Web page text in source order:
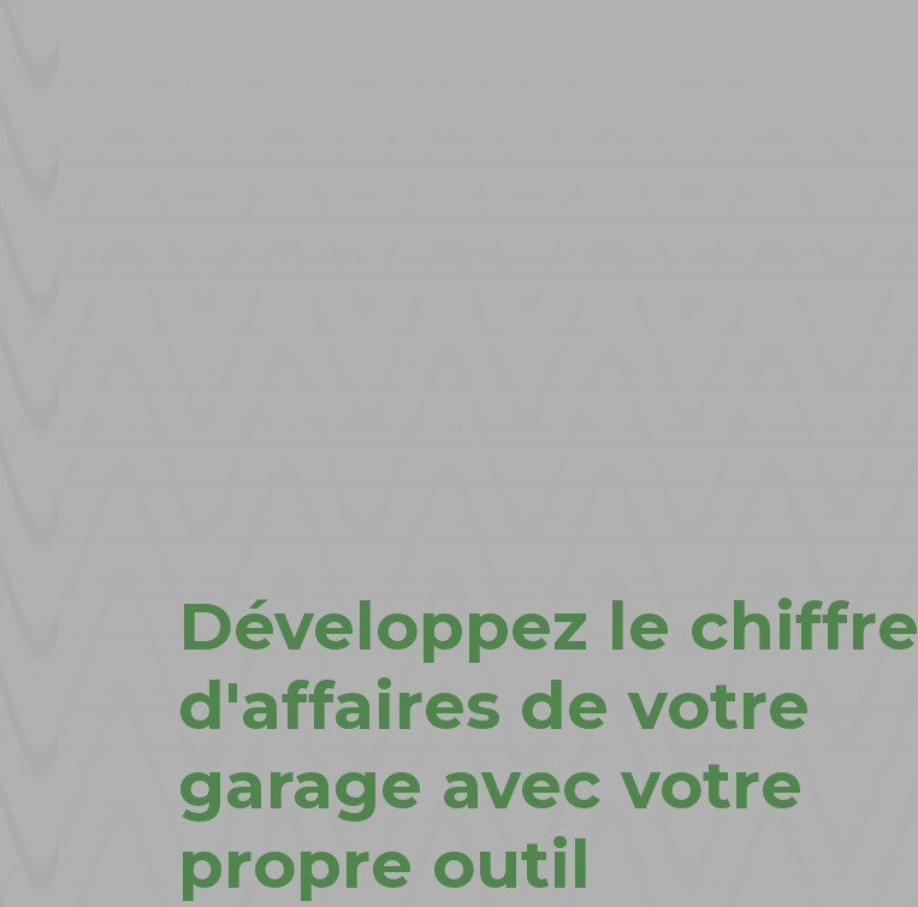
Développez le chiffre
d'affaires de votre
garage avec votre
propre outil